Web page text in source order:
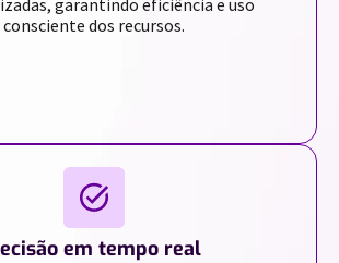
garantindo eficiência e uso
consciente dos recursos.
em tempo real